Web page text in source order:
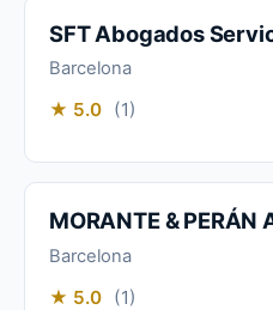
SFT Abogados
Barcelona
★ 5.0 (1)
MORANTE & PERÁN
Barcelona
★ 5.0 (1)